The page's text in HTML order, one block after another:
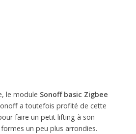
le module Sonoff basic Zigbee
a toutefois profité de cette
faire un petit lifting à son
un peu plus arrondies.